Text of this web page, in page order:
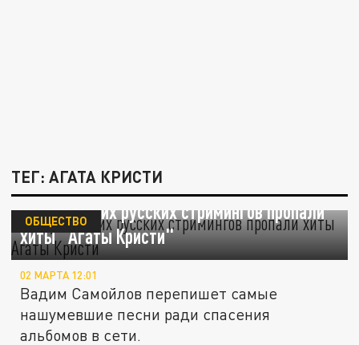
ТЕГ: АГАТА КРИСТИ
С крупнейших русских стримингов пропали
хиты "Агаты Кристи"
ОБЩЕСТВО
02 МАРТА 12:01
Вадим Самойлов перепишет самые
нашумевшие песни ради спасения
альбомов в сети.